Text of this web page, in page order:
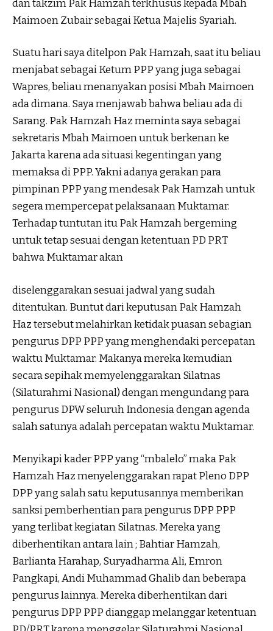
dan takzim Pak Hamzah terkhusus kepada Mbah
Maimoen Zubair sebagai Ketua Majelis Syariah.
Suatu hari saya ditelpon Pak Hamzah, saat itu beliau
menjabat sebagai Ketum PPP yang juga sebagai
Wapres, beliau menanyakan posisi Mbah Maimoen
ada dimana. Saya menjawab bahwa beliau ada di
Sarang. Pak Hamzah Haz meminta saya sebagai
sekretaris Mbah Maimoen untuk berkenan ke
Jakarta karena ada situasi kegentingan yang
memaksa di PPP. Yakni adanya gerakan para
pimpinan PPP yang mendesak Pak Hamzah untuk
segera mempercepat pelaksanaan Muktamar.
Terhadap tuntutan itu Pak Hamzah bergeming
untuk tetap sesuai dengan ketentuan PD PRT
bahwa Muktamar akan
diselenggarakan sesuai jadwal yang sudah
ditentukan. Buntut dari keputusan Pak Hamzah
Haz tersebut melahirkan ketidak puasan sebagian
pengurus DPP PPP yang menghendaki percepatan
waktu Muktamar. Makanya mereka kemudian
secara sepihak memyelenggarakan Silatnas
(Silaturahmi Nasional) dengan mengundang para
pengurus DPW seluruh Indonesia dengan agenda
salah satunya adalah percepatan waktu Muktamar.
Menyikapi kader PPP yang “mbalelo” maka Pak
Hamzah Haz menyelenggarakan rapat Pleno DPP
DPP yang salah satu keputusannya memberikan
sanksi pemberhentian para pengurus DPP PPP
yang terlibat kegiatan Silatnas. Mereka yang
diberhentikan antara lain ; Bahtiar Hamzah,
Barlianta Harahap, Suryadharma Ali, Emron
Pangkapi, Andi Muhammad Ghalib dan beberapa
pengurus lainnya. Mereka diberhentikan dari
pengurus DPP PPP dianggap melanggar ketentuan